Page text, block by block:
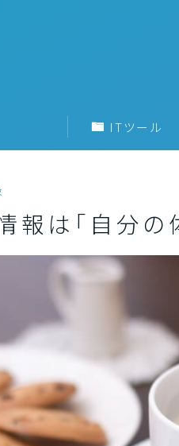
ITツール
報は「自分の